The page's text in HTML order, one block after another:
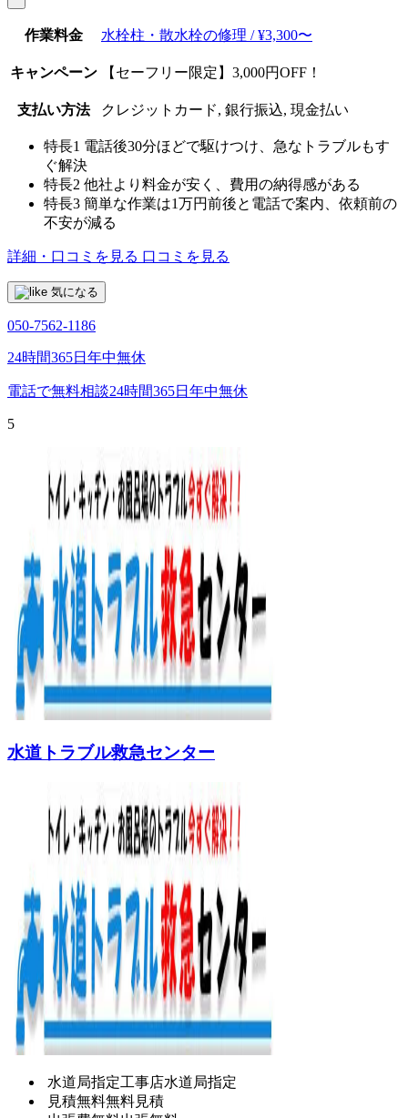
作業料金 水栓柱・散水栓の修理 / ¥3,300〜
キャンペーン 【セーフリー限定】3,000円OFF！
支払い方法 クレジットカード, 銀行振込, 現金払い
特長1 電話後30分ほどで駆けつけ、急なトラブルもす
ぐ解決
特長2 他社より料金が安く、費用の納得感がある
特長3 簡単な作業は1万円前後と電話で案内、依頼前の
不安が減る
詳細・口コミを見る 口コミを見る
気になる
050-7562-1186
24時間365日年中無休
電話で無料相談24時間365日年中無休
5
水道トラブル救急センター
水道局指定工事店水道局指定
見積無料無料見積